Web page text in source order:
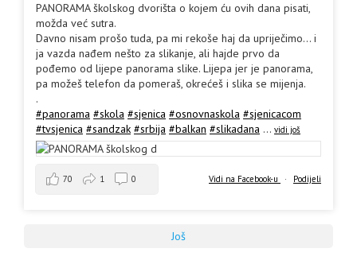
PANORAMA školskog dvorišta o kojem ću ovih dana pisati,
možda već sutra.
Davno nisam prošo tuda, pa mi rekoše haj da upriječimo... i
ja vazda nađem nešto za slikanje, ali hajde prvo da
pođemo od lijepe panorama slike. Lijepa jer je panorama,
pa možeš telefon da pomeraš, okrećeš i slika se mijenja.
.
#panorama #skola #sjenica #osnovnaskola #sjenicacom
#tvsjenica #sandzak #srbija #balkan #slikadana ... vidi još
Vidi na Facebook-u · Podijeli
70 1 0
Još